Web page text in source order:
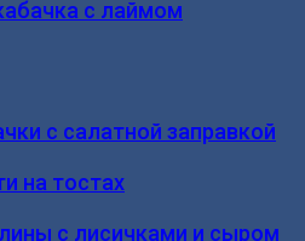
с лаймом
с салатной заправкой
на тостах
с лисичками и сыром